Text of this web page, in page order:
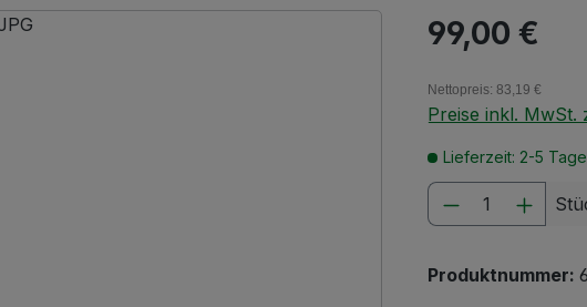
Regulärer Preis:
99,00 €
Nettopreis: 83,19 €
Preise inkl. MwSt.
Lieferzeit: 2-5 Tage
Produkt
Produktnummer: